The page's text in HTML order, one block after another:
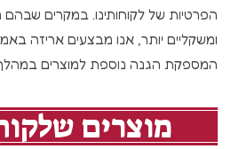
הפרטיות של לקוחותינו. במקרים שבהם
ומשקליים יותר, אנו מבצעים אריזה
המספקת הגנה נוספת למוצרים
מוצרים